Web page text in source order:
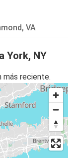
VA
York, NY
más reciente.